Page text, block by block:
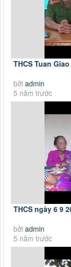
THCS Tuan
bởi admin
5 năm trước
THCS ngày 6 9
bởi admin
5 năm trước